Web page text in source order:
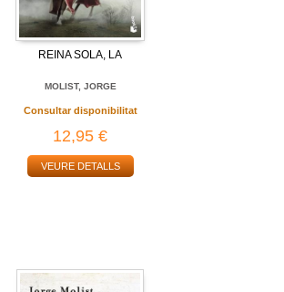
REINA SOLA, LA
MOLIST, JORGE
Consultar disponibilitat
12,95 €
VEURE DETALLS